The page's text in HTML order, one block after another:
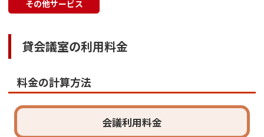
その他サービス
貸会議室の利用料金
料金の計算方法
会議利用料金